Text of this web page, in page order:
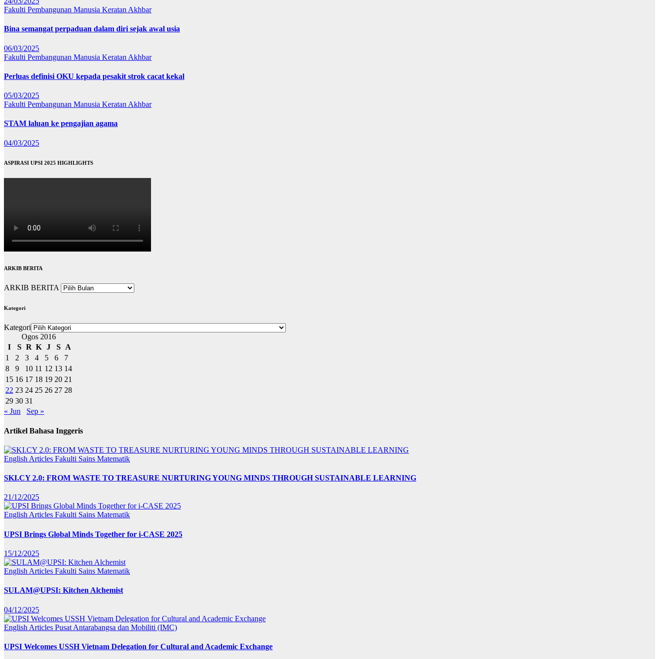
Fakulti Pembangunan Manusia Keratan Akhbar
Bina semangat perpaduan dalam diri sejak awal usia
06/03/2025
Fakulti Pembangunan Manusia Keratan Akhbar
Perluas definisi OKU kepada pesakit strok cacat kekal
05/03/2025
Fakulti Pembangunan Manusia Keratan Akhbar
STAM laluan ke pengajian agama
04/03/2025
ASPIRASI UPSI 2025 HIGHLIGHTS
ARKIB BERITA
ARKIB BERITA
Kategori
Kategori
Ogos 2016
I
S R K J S
A
1
2 3 4 5 6
7
8
9 10 11 12 13 14
15 16 17 18 19 20 21
22 23 24 25 26 27 28
29 30 31
« Jun
Sep »
Artikel Bahasa Inggeris
English Articles Fakulti Sains Matematik
SKI.CY 2.0: FROM WASTE TO TREASURE NURTURING YOUNG MINDS THROUGH SUSTAINABLE LEARNING
21/12/2025
English Articles Fakulti Sains Matematik
UPSI Brings Global Minds Together for i-CASE 2025
15/12/2025
English Articles Fakulti Sains Matematik
SULAM@UPSI: Kitchen Alchemist
04/12/2025
English Articles Pusat Antarabangsa dan Mobiliti (IMC)
UPSI Welcomes USSH Vietnam Delegation for Cultural and Academic Exchange